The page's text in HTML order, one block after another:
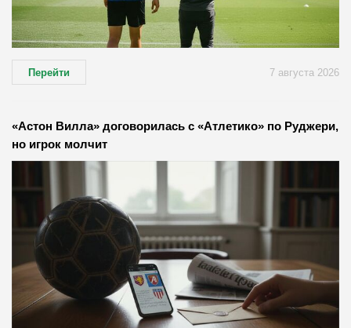
Перейти 7 августа 2026
«Астон Вилла» договорилась с «Атлетико» по Руджери,
но игрок молчит